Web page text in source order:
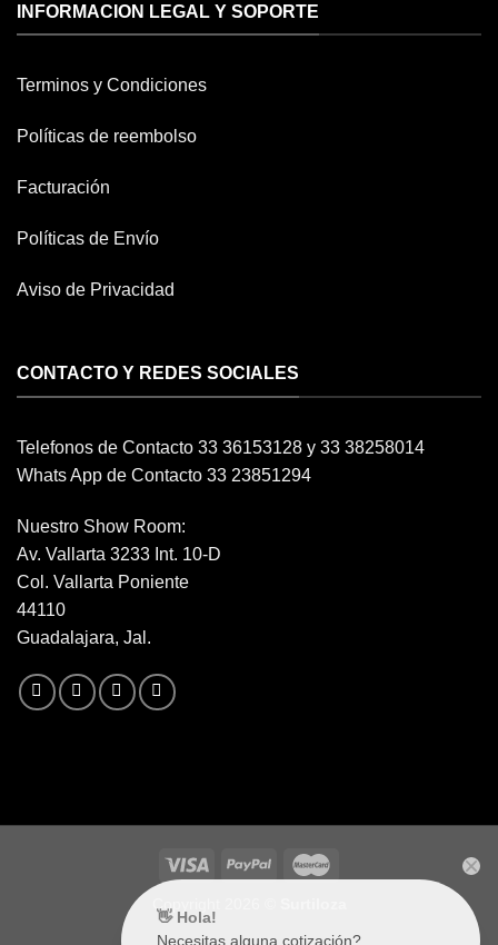
INFORMACION LEGAL Y SOPORTE
Terminos y Condiciones
Políticas de reembolso
Facturación
Políticas de Envío
Aviso de Privacidad
CONTACTO Y REDES SOCIALES
Telefonos de Contacto 33 36153128 y 33 38258014
Whats App de Contacto 33 23851294
Nuestro Show Room:
Av. Vallarta 3233 Int. 10-D
Col. Vallarta Poniente
44110
Guadalajara, Jal.
👋 Hola!
Necesitas alguna cotización?